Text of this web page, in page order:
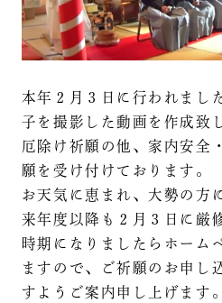
本年２月３日に行われまし
子を撮影した動画を作成致
厄除け祈願の他、家内安全
願を受け付けております。
お天気に恵まれ、大勢の方
来年度以降も２月３日に厳
時期になりましたらホーム
ますので、ご祈願のお申し
すようご案内申し上げます。